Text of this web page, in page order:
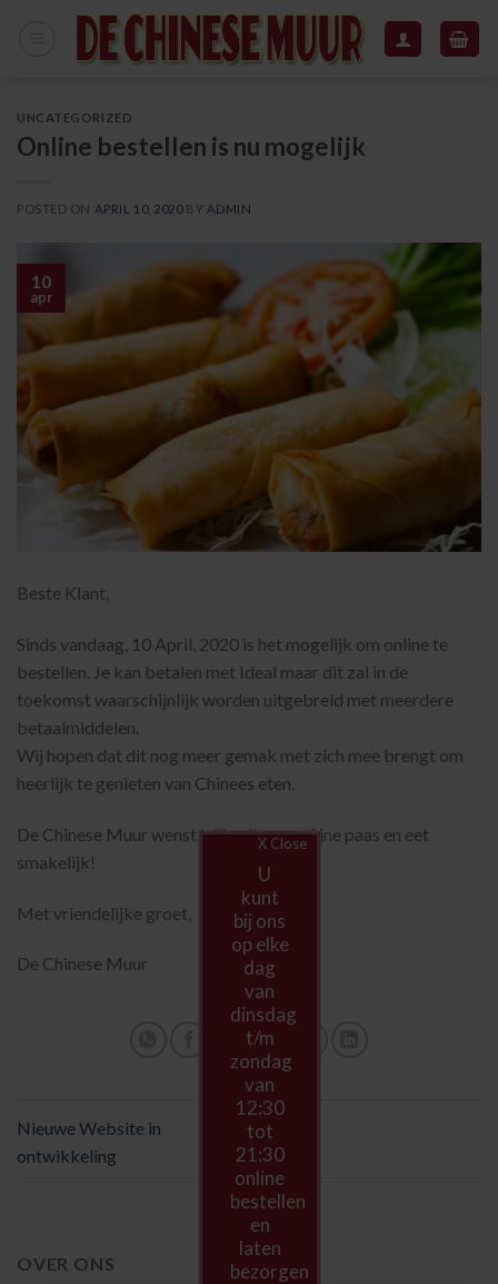
UNCATEGORIZED
Online bestellen is nu mogelijk
POSTED ON APRIL 10, 2020BY ADMIN
10
apr
Beste Klant,
Sinds vandaag, 10 April, 2020 is het mogelijk om online te
bestellen. Je kan betalen met Ideal maar dit zal in de
toekomst waarschijnlijk worden uitgebreid met meerdere
betaalmiddelen.
Wij hopen dat dit nog meer gemak met zich mee brengt om
heerlijk te genieten van Chinees eten.
De Chinese Muur wenst jullie allen een fijne paas en eet
smakelijk!
Met vriendelijke groet,
De Chinese Muur
Nieuwe Website in
ontwikkeling
OVER ONS
X Close
U
kunt
bij ons
op elke
dag
van
dinsdag
t/m
zondag
van
12:30
tot
21:30
online
bestellen
en
laten
bezorgen